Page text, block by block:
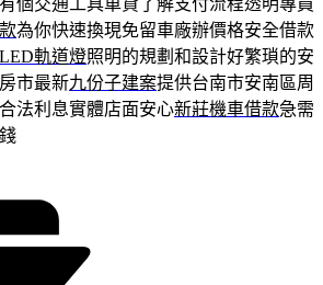
為你快速換現免留車廠辦價格安全借款
LED軌道燈照明的規劃和設計好繁瑣的安
市最新九份子建案提供台南市安南區周
法利息實體店面安心新莊機車借款急需